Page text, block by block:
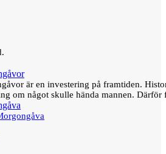
är en investering på framtiden.
om något skulle hända mannen.